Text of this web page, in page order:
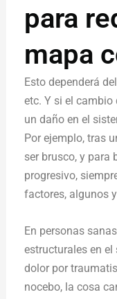
para
mapa
Esto dependerá
etc. Y si el
un daño en el
Por ejemplo, tras
ser brusco, y para
progresivo,
factores, algunos
En personas
estructurales en
dolor por
nocebo, la cosa